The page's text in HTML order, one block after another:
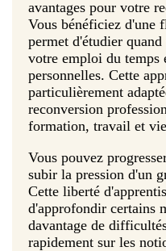
avantages pour votre
Vous bénéficiez d'une
permet d'étudier
votre emploi du temps
personnelles. Cette
particulièrement
reconversion
formation, travail et
Vous pouvez
subir la pression d'un
Cette liberté
d'approfondir certains
davantage de
rapidement sur les